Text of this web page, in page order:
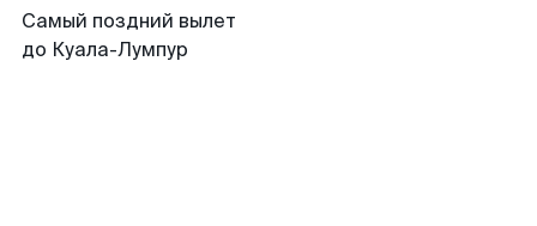
Самый поздний вылет
до Куала-Лумпур